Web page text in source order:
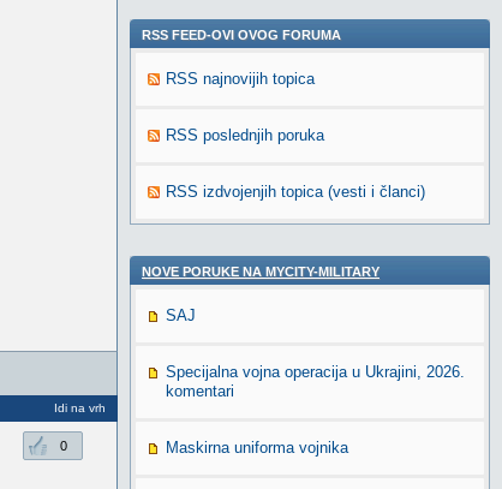
Idi na vrh
0
RSS FEED-OVI OVOG FORUMA
RSS najnovijih topica
RSS poslednjih poruka
RSS izdvojenjih topica (vesti i članci)
NOVE PORUKE NA MYCITY-MILITARY
SAJ
Specijalna vojna operacija u Ukrajini, 2026.
komentari
Maskirna uniforma vojnika